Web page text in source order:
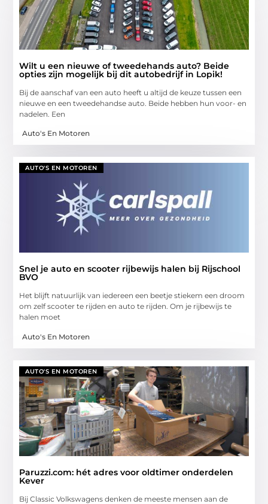
Wilt u een nieuwe of tweedehands auto? Beide
opties zijn mogelijk bij dit autobedrijf in Lopik!
Bij de aanschaf van een auto heeft u altijd de keuze tussen een
nieuwe en een tweedehandse auto. Beide hebben hun voor- en
nadelen. Een
Auto's En Motoren
AUTO'S EN MOTOREN
Snel je auto en scooter rijbewijs halen bij Rijschool
BVO
Het blijft natuurlijk van iedereen een beetje stiekem een droom
om zelf scooter te rijden en auto te rijden. Om je rijbewijs te
halen moet
Auto's En Motoren
AUTO'S EN MOTOREN
Paruzzi.com: hét adres voor oldtimer onderdelen
Kever
Bij Classic Volkswagens denken de meeste mensen aan de